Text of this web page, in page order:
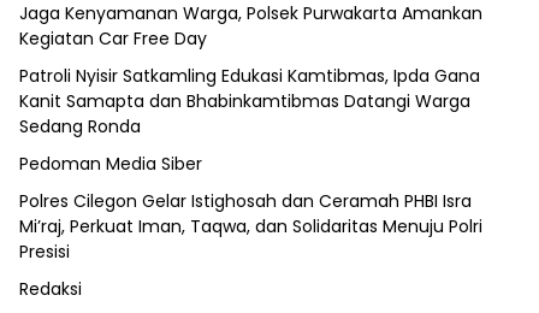
Jaga Kenyamanan Warga, Polsek Purwakarta Amankan
Kegiatan Car Free Day
Patroli Nyisir Satkamling Edukasi Kamtibmas, Ipda Gana
Kanit Samapta dan Bhabinkamtibmas Datangi Warga
Sedang Ronda
Pedoman Media Siber
Polres Cilegon Gelar Istighosah dan Ceramah PHBI Isra
Mi’raj, Perkuat Iman, Taqwa, dan Solidaritas Menuju Polri
Presisi
Redaksi